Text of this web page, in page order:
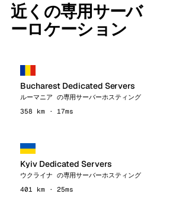
近くの専用サーバ
ーロケーション
Bucharest Dedicated Servers
ルーマニア の専用サーバーホスティング
358 km · 17ms
Kyiv Dedicated Servers
ウクライナ の専用サーバーホスティング
401 km · 25ms